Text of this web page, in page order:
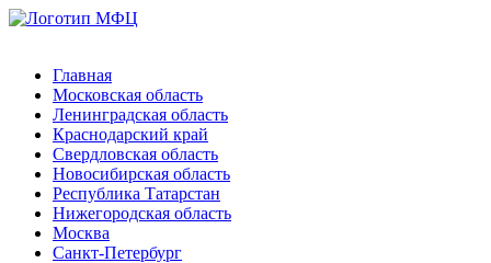
Главная
Московская область
Ленинградская область
Краснодарский край
Свердловская область
Новосибирская область
Республика Татарстан
Нижегородская область
Москва
Санкт-Петербург